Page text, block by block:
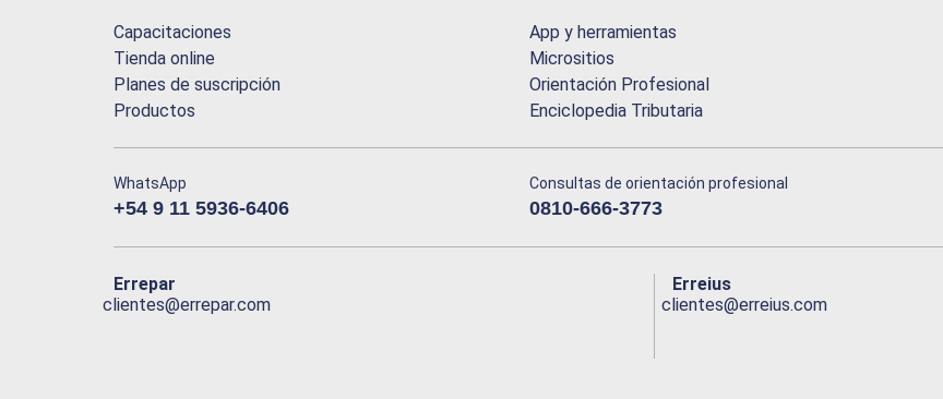
Capacitaciones
Tienda online
Planes de suscripción
Productos
App y herramientas
Micrositios
Orientación Profesional
Enciclopedia Tributaria
WhatsApp
+54 9 11 5936-6406
Consultas de orientación profesional
0810-666-3773
Errepar
clientes@errepar.com
Erreius
clientes@erreius.com